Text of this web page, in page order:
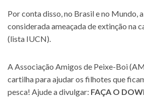
Por conta disso, no Brasil e no Mundo,
considerada ameaçada de extinção na
(lista IUCN).
A Associação Amigos de Peixe-Boi
cartilha para ajudar os filhotes que
pesca! Ajude a divulgar: FAÇA O